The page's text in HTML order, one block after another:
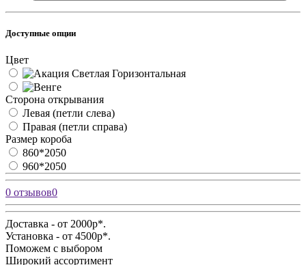
Доступные опции
Цвет
Сторона открывания
Левая (петли слева)
Правая (петли справа)
Размер короба
860*2050
960*2050
0 отзывов0
Доставка - от 2000р*.
Установка - от 4500р*.
Поможем с выбором
Широкий ассортимент